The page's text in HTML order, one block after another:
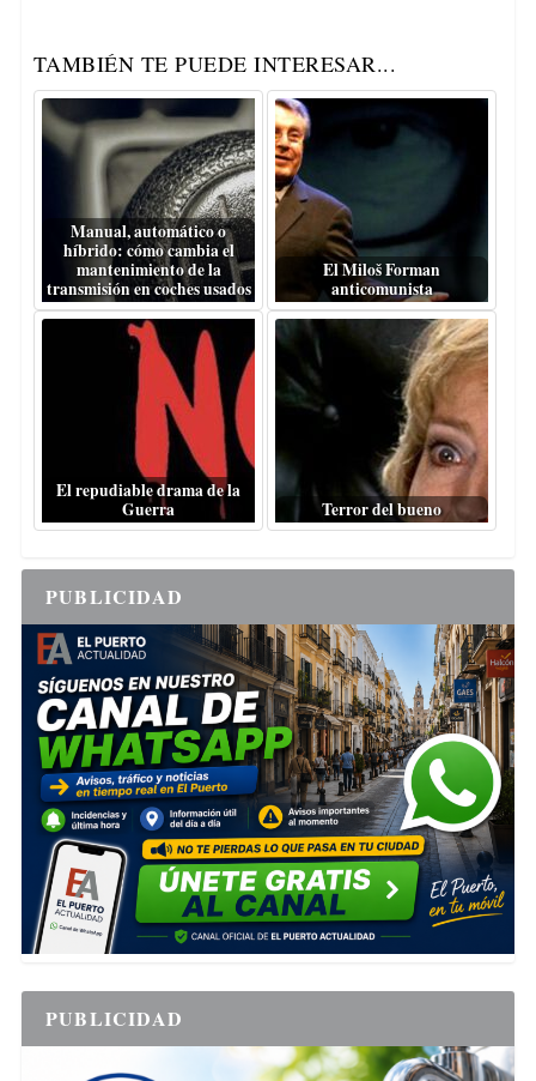
TAMBIÉN TE PUEDE INTERESAR...
Manual, automático o
híbrido: cómo cambia el
mantenimiento de la
transmisión en coches usados
El Miloš Forman
anticomunista
El repudiable drama de la
Guerra
Terror del bueno
PUBLICIDAD
PUBLICIDAD